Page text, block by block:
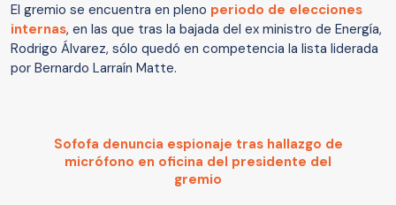
El gremio se encuentra en pleno periodo de elecciones
internas, en las que tras la bajada del ex ministro de Energía,
Rodrigo Álvarez, sólo quedó en competencia la lista liderada
por Bernardo Larraín Matte.
Sofofa denuncia espionaje tras hallazgo de
micrófono en oficina del presidente del
gremio